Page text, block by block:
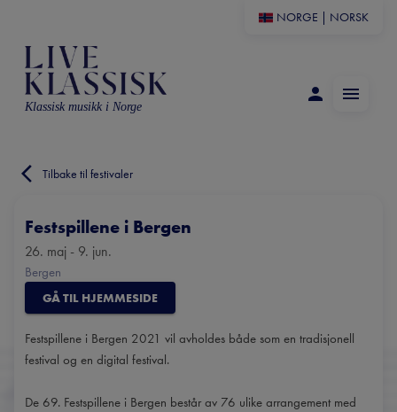
NORGE NORSK
Klassisk musikk i Norge
Tilbake til festivaler
Festspillene i Bergen
26. maj - 9. jun.
Bergen
GÅ TIL HJEMMESIDE
Festspillene i Bergen 2021 vil avholdes både som en tradisjonell
festival og en digital festival.
De 69. Festspillene i Bergen består av 76 ulike arrangement med